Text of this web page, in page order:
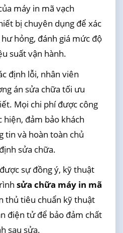
máy in mã vạch
bị chuyên dụng để xác
hỏng, đánh giá mức độ
suất vận hành.
định lỗi, nhân viên
án sửa chữa tối ưu
Mọi chi phí được công
đảm bảo khách
tin và hoàn toàn chủ
sửa chữa.
sự đồng ý, kỹ thuật
sửa chữa máy in mã
thủ tiêu chuẩn kỹ thuật
điện tử để bảo đảm chất
sau sửa.